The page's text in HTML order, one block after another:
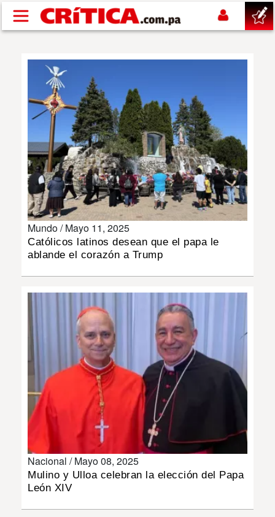
Pasar al contenido principal
SUCESOS
NACIONAL
POLÍTICA
SHOW
DEPORTES
Mundo /Mayo 11, 2025
Católicos latinos desean que el papa le
ablande el corazón a Trump
Nacional /Mayo 08, 2025
Mulino y Ulloa celebran la elección del Papa
León XIV